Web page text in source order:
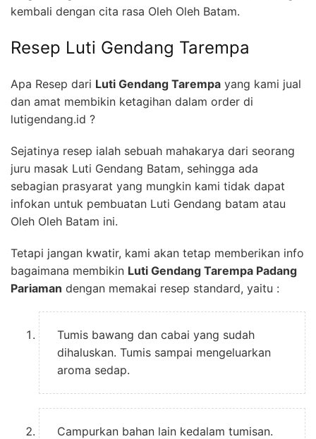
kembali dengan cita rasa Oleh Oleh Batam.
Resep Luti Gendang Tarempa
Apa Resep dari Luti Gendang Tarempa yang kami jual
dan amat membikin ketagihan dalam order di
lutigendang.id ?
Sejatinya resep ialah sebuah mahakarya dari seorang
juru masak Luti Gendang Batam, sehingga ada
sebagian prasyarat yang mungkin kami tidak dapat
infokan untuk pembuatan Luti Gendang batam atau
Oleh Oleh Batam ini.
Tetapi jangan kwatir, kami akan tetap memberikan info
bagaimana membikin Luti Gendang Tarempa Padang
Pariaman dengan memakai resep standard, yaitu :
Tumis bawang dan cabai yang sudah
dihaluskan. Tumis sampai mengeluarkan
aroma sedap.
Campurkan bahan lain kedalam tumisan.